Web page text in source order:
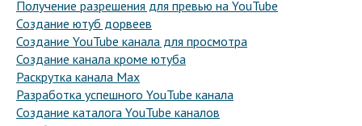
Получение разрешения для превью на YouTube
Создание ютуб дорвеев
Создание YouTube канала для просмотра
Создание канала кроме ютуба
Раскрутка канала Max
Разработка успешного YouTube канала
Создание каталога YouTube каналов